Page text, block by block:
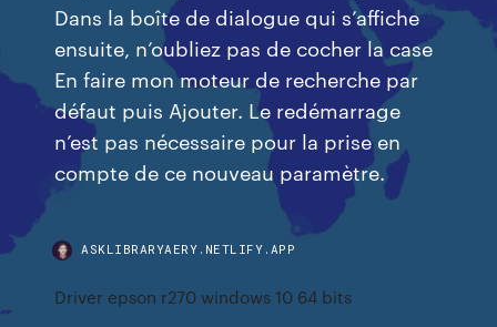
Dans la boîte de dialogue qui s’affiche
ensuite, n’oubliez pas de cocher la case
En faire mon moteur de recherche par
défaut puis Ajouter. Le redémarrage
n’est pas nécessaire pour la prise en
compte de ce nouveau paramètre.
ASKLIBRARYAERY.NETLIFY.APP
Driver epson r270 windows 10 64 bits